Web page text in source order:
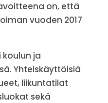
on, että
vuoden 2017
ja
Yhteiskäyttöisiä
liikuntatilat
sekä